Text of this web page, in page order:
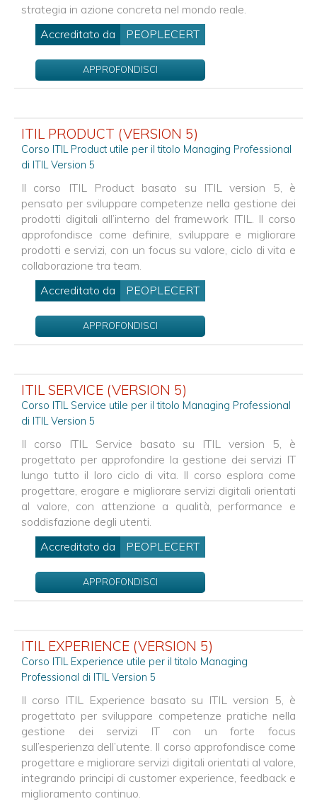
strategia in azione concreta nel mondo reale.
Accreditato da
PEOPLECERT
APPROFONDISCI
ITIL PRODUCT (VERSION 5)
Corso ITIL Product utile per il titolo Managing Professional
di ITIL Version 5
Il corso ITIL Product basato su ITIL version 5, è
pensato per sviluppare competenze nella gestione dei
prodotti digitali all’interno del framework ITIL. Il corso
approfondisce come definire, sviluppare e migliorare
prodotti e servizi, con un focus su valore, ciclo di vita e
collaborazione tra team.
Accreditato da
PEOPLECERT
APPROFONDISCI
ITIL SERVICE (VERSION 5)
Corso ITIL Service utile per il titolo Managing Professional
di ITIL Version 5
Il corso ITIL Service basato su ITIL version 5, è
progettato per approfondire la gestione dei servizi IT
lungo tutto il loro ciclo di vita. Il corso esplora come
progettare, erogare e migliorare servizi digitali orientati
al valore, con attenzione a qualità, performance e
soddisfazione degli utenti.
Accreditato da
PEOPLECERT
APPROFONDISCI
ITIL EXPERIENCE (VERSION 5)
Corso ITIL Experience utile per il titolo Managing
Professional di ITIL Version 5
Il corso ITIL Experience basato su ITIL version 5, è
progettato per sviluppare competenze pratiche nella
gestione dei servizi IT con un forte focus
sull’esperienza dell’utente. Il corso approfondisce come
progettare e migliorare servizi digitali orientati al valore,
integrando principi di customer experience, feedback e
miglioramento continuo.